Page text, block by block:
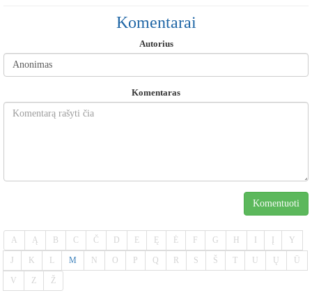
Komentarai
Autorius
Komentaras
Komentuoti
A Ą B C Č D E Ę Ė F G H Y
J K L M N O P Q R S Š T U Ų Ū
V Z Ž